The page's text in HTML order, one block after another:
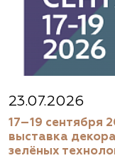
23.07.2026
17–19 сентября
выставка
зелёных